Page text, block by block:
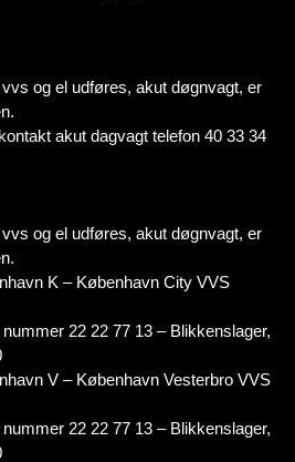
og el udføres, akut døgnvagt, er
akut dagvagt telefon 40 33 34
og el udføres, akut døgnvagt, er
K – København City VVS
22 22 77 13 – Blikkenslager,
V – København Vesterbro VVS
22 22 77 13 – Blikkenslager,